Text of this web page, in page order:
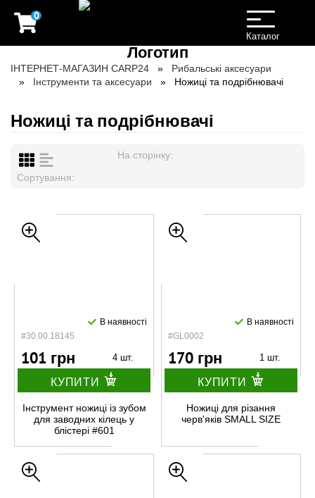
0
Toggle
navigation
Каталог
ІНТЕРНЕТ-МАГАЗИН CARP24
Рибальські аксесуари
Інструменти та аксесуари
Ножиці та подрібнювачі
Ножиці та подрібнювачі
На сторінку:
Сортування:
#30.00.18145
В наявності
101 грн 4 шт.
КУПИТИ
Інструмент ножиці із зубом
для заводних кілець у
блістері #601
#GL0002
В наявності
170 грн 1 шт.
КУПИТИ
Ножицi для рiзання
черв'якiв SMALL SIZE